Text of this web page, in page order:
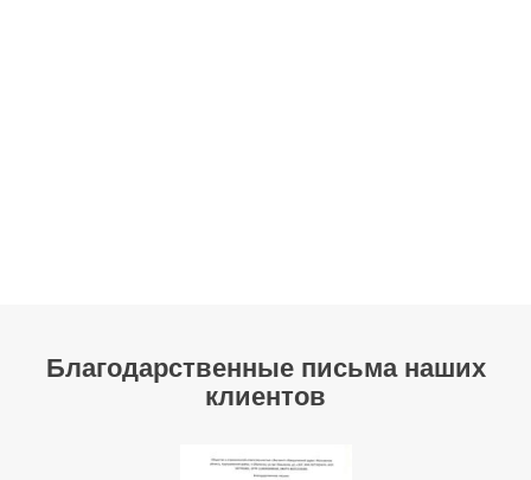
Благодарственные письма наших
клиентов